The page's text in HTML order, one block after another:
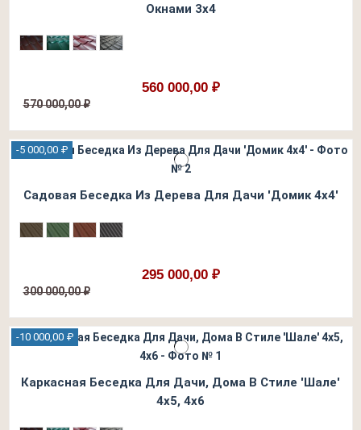
Окнами 3х4
560 000,00 ₽
570 000,00 ₽
-5 000,00 ₽
Садовая Беседка Из Дерева Для Дачи 'Домик 4х4'
295 000,00 ₽
300 000,00 ₽
-10 000,00 ₽
Каркасная Беседка Для Дачи, Дома В Стиле 'Шале'
4х5, 4х6